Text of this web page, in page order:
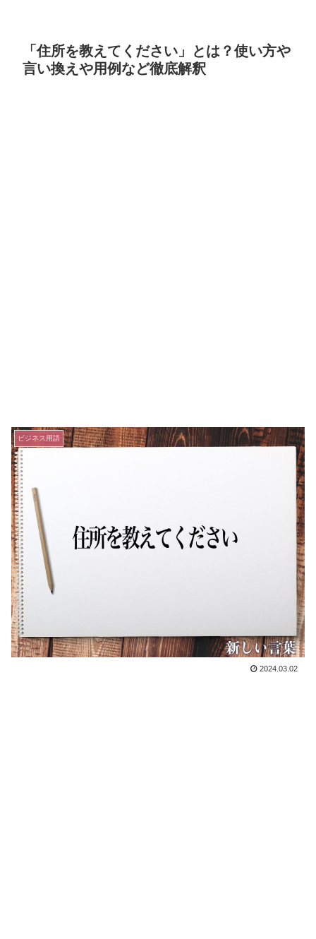
「住所を教えてください」とは？使い方や
言い換えや用例など徹底解釈
ビジネス用語
2024.03.02